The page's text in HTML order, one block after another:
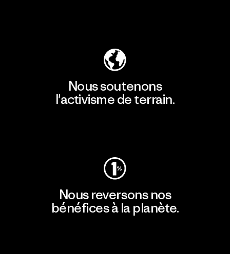
Nous soutenons
l'activisme de terrain.
Nous reversons nos
bénéfices à la planète.